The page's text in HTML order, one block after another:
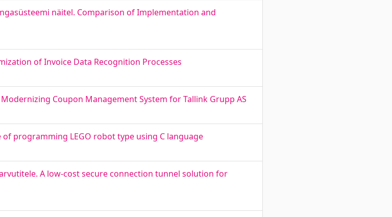
näitel. Comparison of Implementation and
of Invoice Data Recognition Processes
Coupon Management System for Tallink Grupp AS
programming LEGO robot type using C language
A low-cost secure connection tunnel solution for